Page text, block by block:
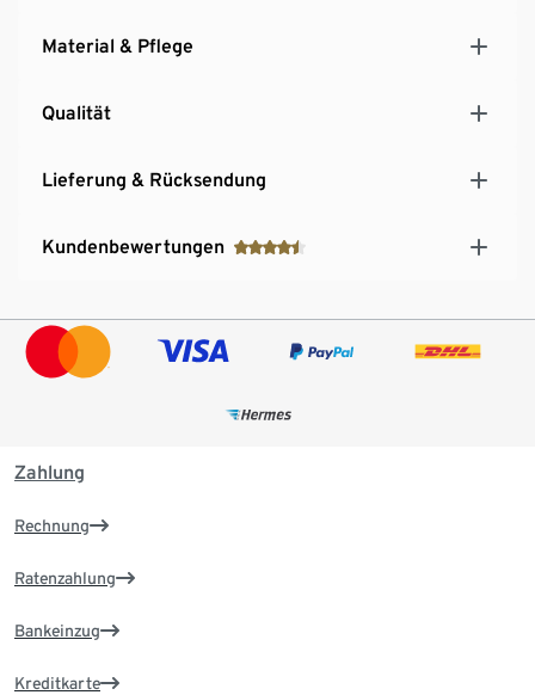
Material & Pflege
Qualität
Lieferung & Rücksendung
Kundenbewertungen
Zahlung
Rechnung
Ratenzahlung
Bankeinzug
Kreditkarte